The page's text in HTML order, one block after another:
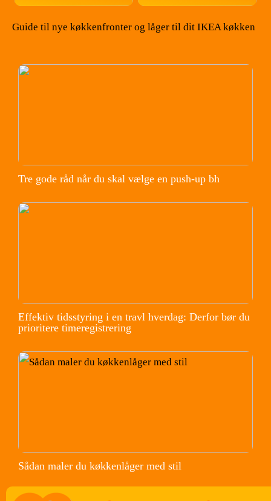
Guide til nye køkkenfronter og låger til dit IKEA køkken
Tre gode råd når du skal vælge en push-up bh
Effektiv tidsstyring i en travl hverdag: Derfor bør du
prioritere timeregistrering
Sådan maler du køkkenlåger med stil